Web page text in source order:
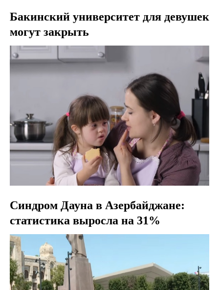
Бакинский университет для девушек
могут закрыть
Синдром Дауна в Азербайджане:
статистика выросла на 31%